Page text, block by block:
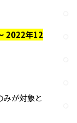
2022年12
が対象と